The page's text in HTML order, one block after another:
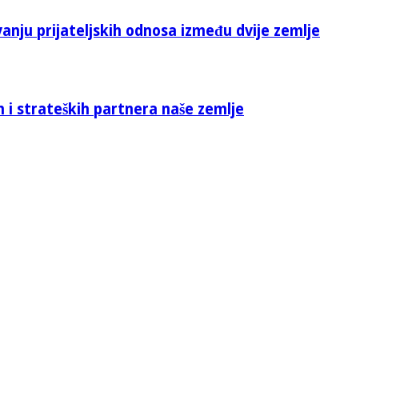
prijateljskih odnosa između dvije zemlje
i strateških partnera naše zemlje